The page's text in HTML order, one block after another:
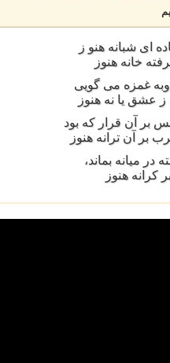
ای شبانه هنو ز
خانه هنوز
غمزه می گویی
ز عشق یا نه هنوز
بر آن قرار كه بود
آن ترانه هنوز
میانه بماند،
كرانه هنوز